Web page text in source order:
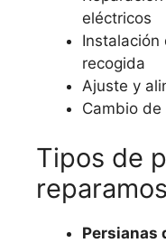
eléctricos
Instalación
recogida
Ajuste y
Cambio
Tipos de
reparamos
Persianas